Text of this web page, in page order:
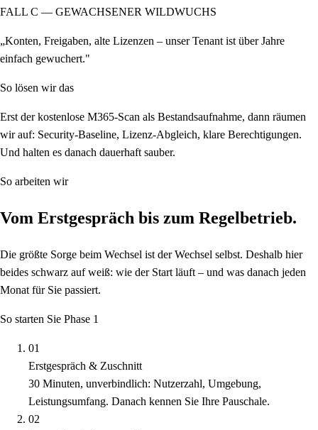
FALL C — GEWACHSENER WILDWUCHS
„Konten, Freigaben, alte Lizenzen – unser Tenant ist über Jahre
einfach gewuchert."
So lösen wir das
Erst der kostenlose M365-Scan als Bestandsaufnahme, dann räumen
wir auf: Security-Baseline, Lizenz-Abgleich, klare Berechtigungen.
Und halten es danach dauerhaft sauber.
So arbeiten wir
Vom Erstgespräch bis zum Regelbetrieb.
Die größte Sorge beim Wechsel ist der Wechsel selbst. Deshalb hier
beides schwarz auf weiß: wie der Start läuft – und was danach jeden
Monat für Sie passiert.
So starten Sie Phase 1
01
Erstgespräch & Zuschnitt
30 Minuten, unverbindlich: Nutzerzahl, Umgebung,
Leistungsumfang. Danach kennen Sie Ihre Pauschale.
02